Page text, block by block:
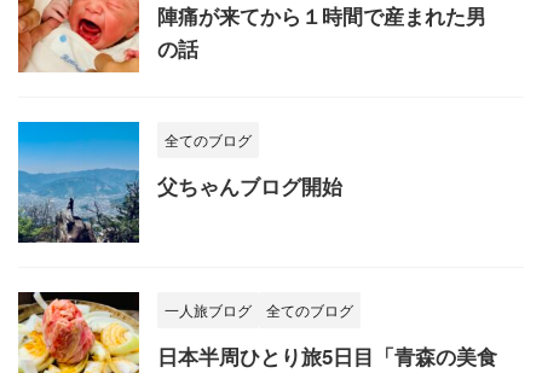
陣痛が来てから１時間で産まれた男
の話
全てのブログ
父ちゃんブログ開始
一人旅ブログ 全てのブログ
日本半周ひとり旅5日目「青森の美食